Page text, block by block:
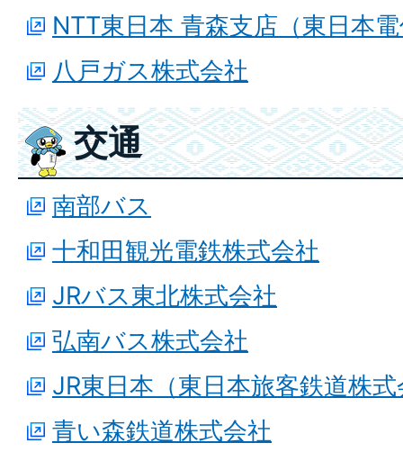
NTT東日本 青森支店（東日本
八戸ガス株式会社
交通
南部バス
十和田観光電鉄株式会社
JRバス東北株式会社
弘南バス株式会社
JR東日本（東日本旅客鉄道株
青い森鉄道株式会社